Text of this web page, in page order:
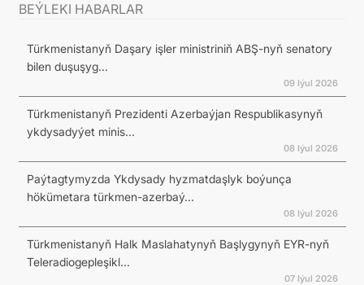
BEÝLEKI HABARLAR
Türkmenistanyň Daşary işler ministriniň ABŞ-nyň senatory
bilen duşuşyg...
09 Iýul 2026
Türkmenistanyň Prezidenti Azerbaýjan Respublikasynyň
ykdysadyýet minis...
08 Iýul 2026
Paýtagtymyzda Ykdysady hyzmatdaşlyk boýunça
hökümetara türkmen-azerbaý...
08 Iýul 2026
Türkmenistanyň Halk Maslahatynyň Başlygynyň EYR-nyň
Teleradiogepleşikl...
07 Iýul 2026